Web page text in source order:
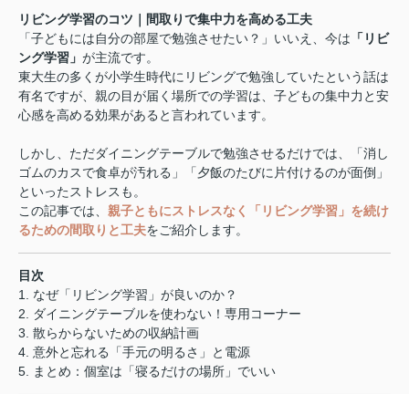
リビング学習のコツ｜間取りで集中力を高める工夫
「子どもには自分の部屋で勉強させたい？」いいえ、今は 「リビ
ング学習」 が主流です。
東大生の多くが小学生時代にリビングで勉強していたという話は
有名ですが、親の目が届く場所での学習は、子どもの集中力と安
心感を高める効果があると言われています。
しかし、ただダイニングテーブルで勉強させるだけでは、「消し
ゴムのカスで食卓が汚れる」「夕飯のたびに片付けるのが面倒」
といったストレスも。
この記事では、 親子ともにストレスなく「リビング学習」を続け
るための間取りと工夫をご紹介します。
目次
1. なぜ「リビング学習」が良いのか？
2. ダイニングテーブルを使わない！専用コーナー
3. 散らからないための収納計画
4. 意外と忘れる「手元の明るさ」と電源
5. まとめ：個室は「寝るだけの場所」でいい